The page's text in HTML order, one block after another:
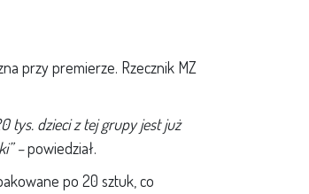
przy premierze. Rzecznik MZ
tys. dzieci z tej grupy jest już
–powiedział.
po 20 sztuk, co